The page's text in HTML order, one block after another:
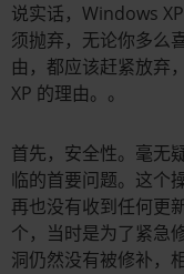
说实话，Windows
须抛弃，无论你多么
由，都应该赶紧放弃
XP 的理由。。
首先，安全性。毫无
临的首要问题。这个
再也没有收到任何更
个，当时是为了紧急
洞仍然没有被修补，